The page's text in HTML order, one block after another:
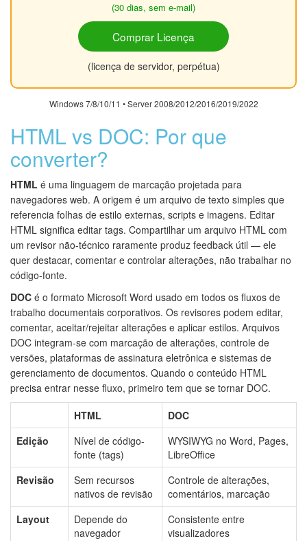
(30 dias, sem e-mail)
Comprar Licença
(licença de servidor, perpétua)
Windows 7/8/10/11 • Server 2008/2012/2016/2019/2022
HTML vs DOC: Por que
converter?
HTML é uma linguagem de marcação projetada para
navegadores web. A origem é um arquivo de texto simples que
referencia folhas de estilo externas, scripts e imagens. Editar
HTML significa editar tags. Compartilhar um arquivo HTML com
um revisor não-técnico raramente produz feedback útil — ele
quer destacar, comentar e controlar alterações, não trabalhar no
código-fonte.
DOC é o formato Microsoft Word usado em todos os fluxos de
trabalho documentais corporativos. Os revisores podem editar,
comentar, aceitar/rejeitar alterações e aplicar estilos. Arquivos
DOC integram-se com marcação de alterações, controle de
versões, plataformas de assinatura eletrônica e sistemas de
gerenciamento de documentos. Quando o conteúdo HTML
precisa entrar nesse fluxo, primeiro tem que se tornar DOC.
HTML
DOC
Edição
Nível de código-
fonte (tags)
WYSIWYG no Word, Pages,
LibreOffice
Revisão
Sem recursos
nativos de revisão
Controle de alterações,
comentários, marcação
Layout
Depende do
navegador
Consistente entre
visualizadores